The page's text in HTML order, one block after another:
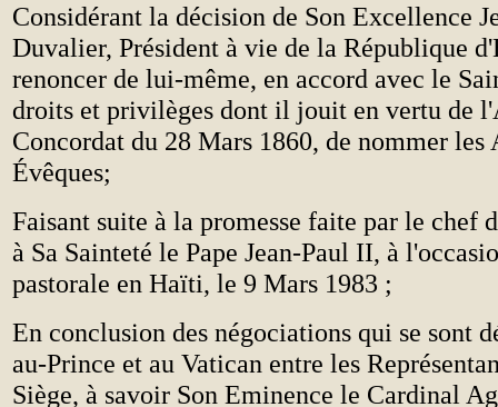
Considérant la décision de Son Excellence
Duvalier, Président à vie de la République
renoncer de lui-même, en accord avec le
droits et privilèges dont il jouit en vertu de
Concordat du 28 Mars 1860, de nommer les
Évêques;
Faisant suite à la promesse faite par le chef
à Sa Sainteté le Pape Jean-Paul II, à
pastorale en Haïti, le 9 Mars 1983 ;
En conclusion des négociations qui se sont
au-Prince et au Vatican entre les
Siège, à savoir Son Eminence le Cardinal